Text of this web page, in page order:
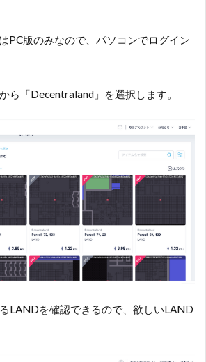
PC版のみなので、パソコンでログイン
ら「Decentraland」を選択します。
LANDを確認できるので、欲しいLAND